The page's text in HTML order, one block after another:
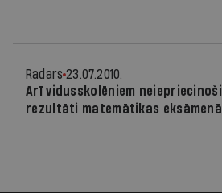
Radars 23.07.2010.
Arī vidusskolēniem neiepriecinoši
rezultāti matemātikas eksāmenā